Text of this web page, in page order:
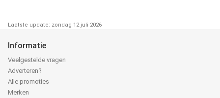
Laatste update: zondag 12 juli 2026
Informatie
Veelgestelde vragen
Adverteren?
Alle promoties
Merken